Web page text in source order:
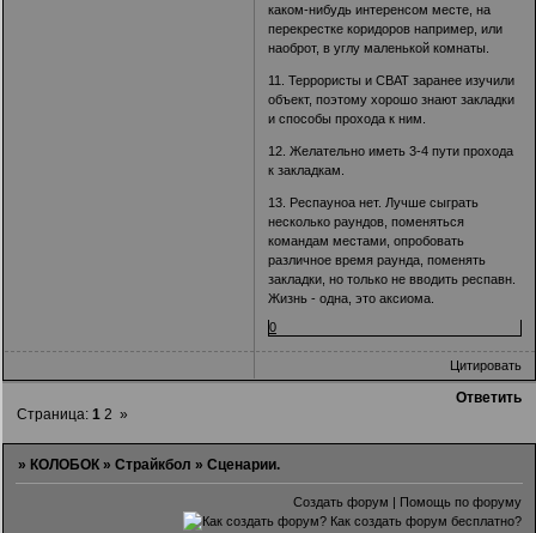
каком-нибудь интеренсом месте, на
перекрестке коридоров например, или
наоброт, в углу маленькой комнаты.
11. Террористы и СВАТ заранее изучили
объект, поэтому хорошо знают закладки
и способы прохода к ним.
12. Желательно иметь 3-4 пути прохода
к закладкам.
13. Респауноа нет. Лучше сыграть
несколько раундов, поменяться
командам местами, опробовать
различное время раунда, поменять
закладки, но только не вводить респавн.
Жизнь - одна, это аксиома.
0
Цитировать
Ответить
Страница:1 2 »
»КОЛОБОК »Страйкбол »Сценарии.
Создать форум | Помощь по форуму